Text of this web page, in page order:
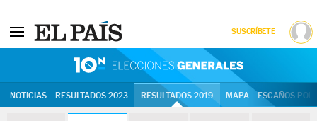
SUSCRÍBETE
NOTICIAS RESULTADOS 2023 RESULTADOS 2019 MAPA ESCAÑOS